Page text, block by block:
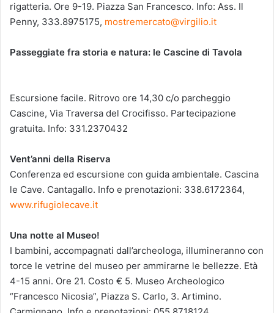
rigatteria. Ore 9-19. Piazza San Francesco. Info: Ass. Il
Penny, 333.8975175, mostremercato@virgilio.it
Passeggiate fra storia e natura: le Cascine di Tavola
Escursione facile. Ritrovo ore 14,30 c/o parcheggio
Cascine, Via Traversa del Crocifisso. Partecipazione
gratuita. Info: 331.2370432
Vent’anni della Riserva
Conferenza ed escursione con guida ambientale. Cascina
le Cave. Cantagallo. Info e prenotazioni: 338.6172364,
www.rifugiolecave.it
Una notte al Museo!
I bambini, accompagnati dall’archeologa, illumineranno con
torce le vetrine del museo per ammirarne le bellezze. Età
4-15 anni. Ore 21. Costo € 5. Museo Archeologico
“Francesco Nicosia”, Piazza S. Carlo, 3. Artimino.